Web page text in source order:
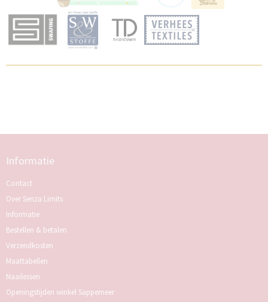
Informatie
Contact
Over Senza Limits
Informatie
Bestellen & betalen
Verzendkosten
Maattabellen
Naailessen
Openingstijden winkel Sappemeer